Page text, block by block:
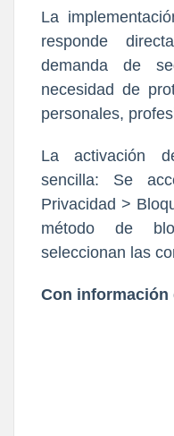
La
responde
demanda de
necesidad de
personales,
La activación
sencilla: Se
Privacidad >
método de
seleccionan las
Con información